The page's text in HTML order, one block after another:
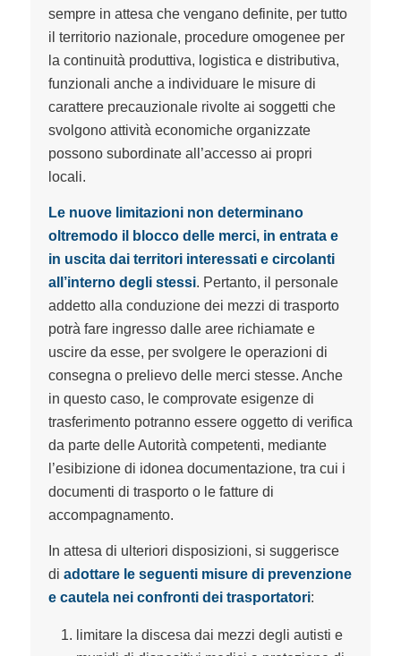
sempre in attesa che vengano definite, per tutto
il territorio nazionale, procedure omogenee per
la continuità produttiva, logistica e distributiva,
funzionali anche a individuare le misure di
carattere precauzionale rivolte ai soggetti che
svolgono attività economiche organizzate
possono subordinate all’accesso ai propri
locali.
Le nuove limitazioni non determinano
oltremodo il blocco delle merci, in entrata e
in uscita dai territori interessati e circolanti
all’interno degli stessi. Pertanto, il personale
addetto alla conduzione dei mezzi di trasporto
potrà fare ingresso dalle aree richiamate e
uscire da esse, per svolgere le operazioni di
consegna o prelievo delle merci stesse. Anche
in questo caso, le comprovate esigenze di
trasferimento potranno essere oggetto di verifica
da parte delle Autorità competenti, mediante
l’esibizione di idonea documentazione, tra cui i
documenti di trasporto o le fatture di
accompagnamento.
In attesa di ulteriori disposizioni, si suggerisce
di adottare le seguenti misure di prevenzione
e cautela nei confronti dei trasportatori:
limitare la discesa dai mezzi degli autisti e